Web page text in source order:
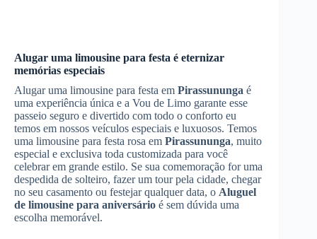
Alugar uma limousine para festa é eternizar
memórias especiais
Alugar uma limousine para festa em Pirassununga é
uma experiência única e a Vou de Limo garante esse
passeio seguro e divertido com todo o conforto eu
temos em nossos veículos especiais e luxuosos. Temos
uma limousine para festa rosa em Pirassununga, muito
especial e exclusiva toda customizada para você
celebrar em grande estilo. Se sua comemoração for uma
despedida de solteiro, fazer um tour pela cidade, chegar
no seu casamento ou festejar qualquer data, o Aluguel
de limousine para aniversário é sem dúvida uma
escolha memorável.